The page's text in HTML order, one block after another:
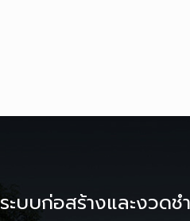
ระบบก่อสร้างและงวดช